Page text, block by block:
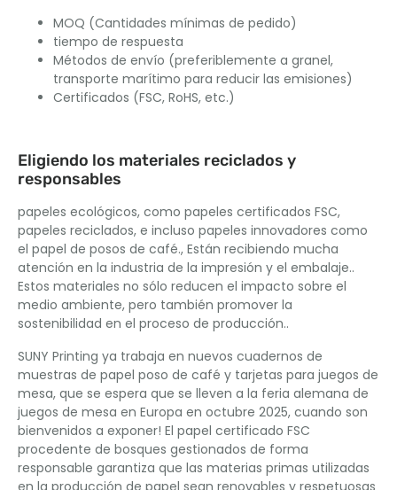
MOQ (Cantidades mínimas de pedido)
tiempo de respuesta
Métodos de envío (preferiblemente a granel,
transporte marítimo para reducir las emisiones)
Certificados (FSC, RoHS, etc.)
Eligiendo los materiales reciclados y
responsables
papeles ecológicos, como papeles certificados FSC,
papeles reciclados, e incluso papeles innovadores como
el papel de posos de café., Están recibiendo mucha
atención en la industria de la impresión y el embalaje..
Estos materiales no sólo reducen el impacto sobre el
medio ambiente, pero también promover la
sostenibilidad en el proceso de producción..
SUNY Printing ya trabaja en nuevos cuadernos de
muestras de papel poso de café y tarjetas para juegos de
mesa, que se espera que se lleven a la feria alemana de
juegos de mesa en Europa en octubre 2025, cuando son
bienvenidos a exponer! El papel certificado FSC
procedente de bosques gestionados de forma
responsable garantiza que las materias primas utilizadas
en la producción de papel sean renovables y respetuosas